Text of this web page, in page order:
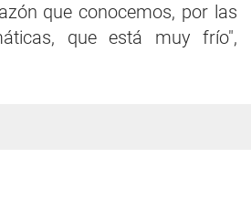
que conocemos, por las
que está muy frío",